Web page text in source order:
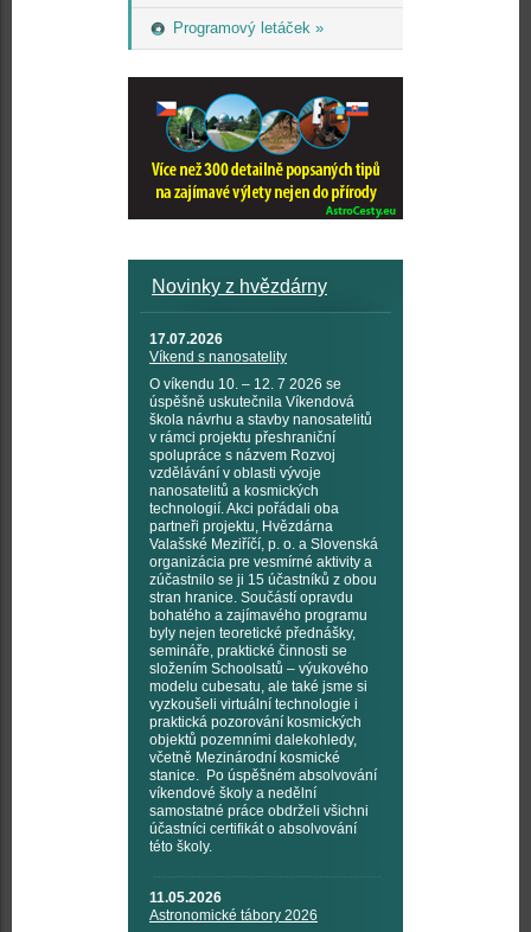
Programový letáček »
Novinky z hvězdárny
17.07.2026
Víkend s nanosatelity
O víkendu 10. – 12. 7 2026 se
úspěšně uskutečnila Víkendová
škola návrhu a stavby nanosatelitů
v rámci projektu přeshraniční
spolupráce s názvem Rozvoj
vzdělávání v oblasti vývoje
nanosatelitů a kosmických
technologií. Akci pořádali oba
partneři projektu, Hvězdárna
Valašské Meziříčí, p. o. a Slovenská
organizácia pre vesmírné aktivity a
zúčastnilo se ji 15 účastníků z obou
stran hranice. Součástí opravdu
bohatého a zajímavého programu
byly nejen teoretické přednášky,
semináře, praktické činnosti se
složením Schoolsatů – výukového
modelu cubesatu, ale také jsme si
vyzkoušeli virtuální technologie i
praktická pozorování kosmických
objektů pozemními dalekohledy,
včetně Mezinárodní kosmické
stanice. Po úspěšném absolvování
víkendové školy a nedělní
samostatné práce obdrželi všichni
účastníci certifikát o absolvování
této školy.
11.05.2026
Astronomické tábory 2026